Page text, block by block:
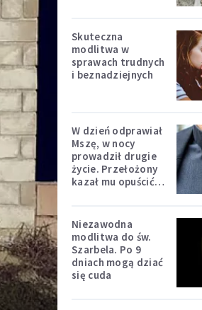
Skuteczna
modlitwa w
sprawach trudnych
i beznadziejnych
W dzień odprawiał
Mszę, w nocy
prowadził drugie
życie. Przełożony
kazał mu opuścić
Niezawodna
modlitwa do św.
Szarbela. Po 9
dniach mogą dziać
się cuda